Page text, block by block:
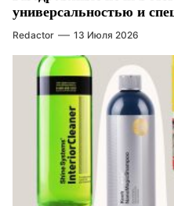
универсальностью и
Redactor 13 Июля 2026